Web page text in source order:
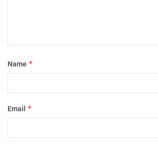
Name *
Email *